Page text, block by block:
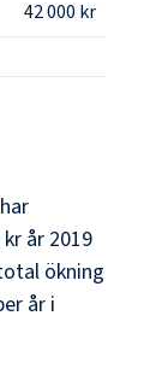
42 000 kr
år 2019
ökning
år i